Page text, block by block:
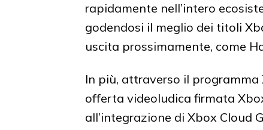
rapidamente nell’intero
godendosi il meglio dei titoli
uscita prossimamente, come
In più, attraverso il programma
offerta videoludica firmata
all’integrazione di Xbox Cloud